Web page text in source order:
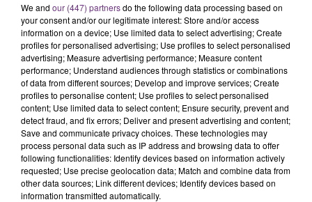
L'INSPECTION DU TRAVAIL RAPPELLE À
L'ORDRE SUR LES CONDITIONS DE...
Alors que les dates de début des vendange 2026
s'est avéré être plus précoce que prévu,
l'inspection du Travail en profite pour rappeler
les conditions de...
TITRES DIFFUSÉS
23h16
23h16 23h12
23h12
We and our (447) partnersdo the following data processing based on
your consent and/or our legitimate interest: Store and/or access
information on a device; Use limited data to select advertising; Create
profiles for personalised advertising; Use profiles to select personalised
advertising; Measure advertising performance; Measure content
performance; Understand audiences through statistics or combinations
of data from different sources; Develop and improve services; Create
profiles to personalise content; Use profiles to select personalised
content; Use limited data to select content; Ensure security, prevent and
detect fraud, and fix errors; Deliver and present advertising and content;
Save and communicate privacy choices. These technologies may
process personal data such as IP address and browsing data to offer
following functionalities: Identify devices based on information actively
requested; Use precise geolocation data; Match and combine data from
other data sources; Link different devices; Identify devices based on
information transmitted automatically.